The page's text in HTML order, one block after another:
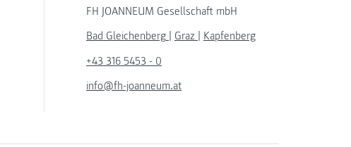
FH JOANNEUM Gesellschaft mbH
Bad Gleichenberg
Graz
Kapfenberg
+43 316 5453 - 0
info@fh-joanneum.at